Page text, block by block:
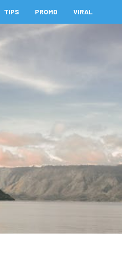
TIPS PROMO VIRAL